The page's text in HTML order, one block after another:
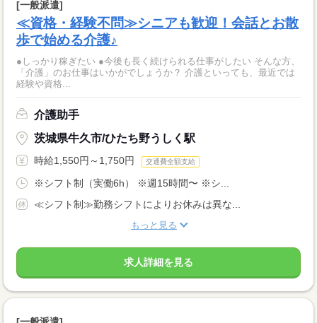
[一般派遣]
≪資格・経験不問≫シニアも歓迎！会話とお散
歩で始める介護♪
●しっかり稼ぎたい ●今後も長く続けられる仕事がしたい そんな方、
「介護」のお仕事はいかがでしょうか？ 介護といっても、最近では
経験や資格...
介護助手
茨城県牛久市/ひたち野うしく駅
時給1,550円～1,750円 交通費全額支給
※シフト制（実働6h） ※週15時間〜 ※シ...
≪シフト制≫勤務シフトによりお休みは異な...
もっと見る
求人詳細を見る